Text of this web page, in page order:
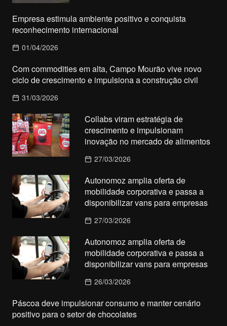
Empresa estimula ambiente positivo e conquista
reconhecimento internacional
01/04/2026
Com commodities em alta, Campo Mourão vive novo
ciclo de crescimento e impulsiona a construção civil
31/03/2026
Collabs viram estratégia de
crescimento e impulsionam
inovação no mercado de alimentos
27/03/2026
Autonomoz amplia oferta de
mobilidade corporativa e passa a
disponibilizar vans para empresas
27/03/2026
Autonomoz amplia oferta de
mobilidade corporativa e passa a
disponibilizar vans para empresas
26/03/2026
Páscoa deve impulsionar consumo e manter cenário
positivo para o setor de chocolates